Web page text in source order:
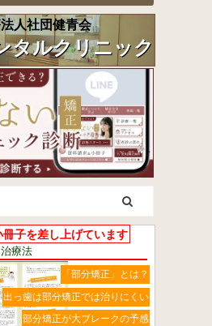
法人社団健青会
タルクリニック
冊子を差し上げています
療法
「部分矯正」とは？
出っ歯は部分矯正では治りにくい
部分矯正が大ブレークの予感